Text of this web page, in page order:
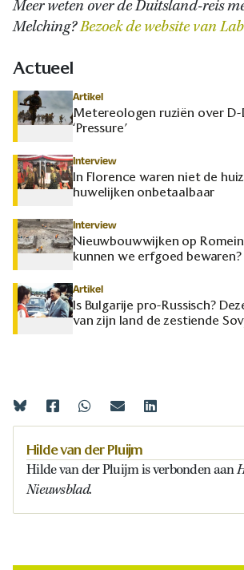
Meer weten over de Duitsland-reis
Melching?Bezoek de website van
Actueel
Artikel
Metereologen ruziën over
‘Pressure’
Interview
In Florence waren niet de
huwelijken onbetaalbaar
Interview
Nieuwbouwwijken op
kunnen we erfgoed bewaren?
Artikel
Is Bulgarije pro-Russisch?
van zijn land de zestiende
Hilde van der Pluijm
Hilde van der Pluijm is verbonden aan
Nieuwsblad.